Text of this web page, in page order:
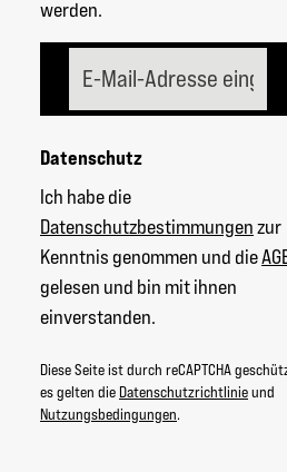
werden.
Datenschutz
Ich habe die
Datenschutzbestimmungenzur
Kenntnis genommen und die
gelesen und bin mit ihnen
einverstanden.
Diese Seite ist durch reCAPTCHA
es gelten die Datenschutzrichtlinieund
Nutzungsbedingungen.